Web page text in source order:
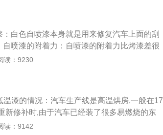
现差错，都会导致色差。虽然珍珠白喷漆较
进行喷漆，只要是正规的喷漆门店即可。珍
剐蹭，而车漆损伤的面积不是很大的情况
步骤为：用极细的水砂纸蘸水，在车漆和破
磨干净后，将打磨的碎屑擦拭干净，擦干打
白色自喷漆本身就是用来修复汽车上面的刮
喷漆的附着力：自喷漆的附着力比烤漆差很
漆面的区别不仅跟原厂漆存在一定的色差，
，但并不影响车身的美观，对于这种情况来
也可以去汽车美容店对漆面进行镀膜等处
轻微划痕。
读：9230
漆的情况：汽车生产线是高温烘房,一般在17
新修补时,由于汽车已经装了很多易燃烧的东
低温漆,两者不一样。高温漆简介：汽车的原
读：9142